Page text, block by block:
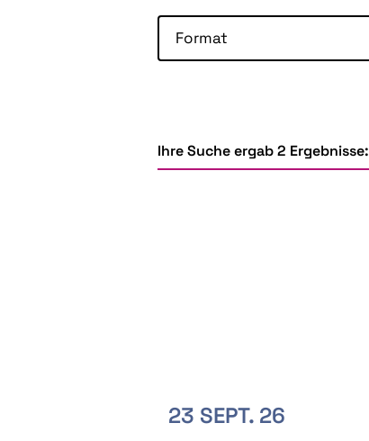
Format
Ihre Suche ergab 2 Ergebnisse:
23 SEPT. 26